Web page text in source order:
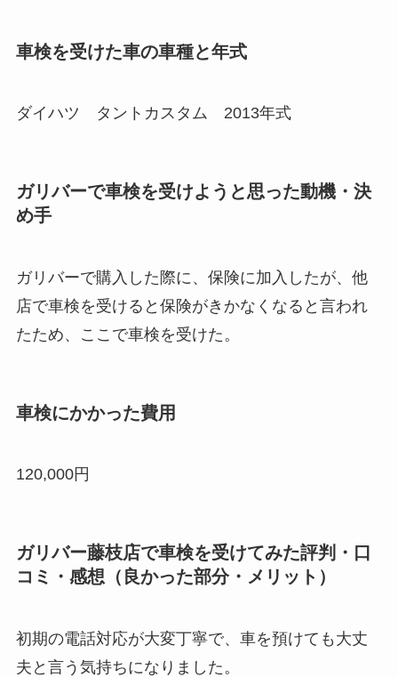
車検を受けた車の車種と年式
ダイハツ タントカスタム 2013年式
ガリバーで車検を受けようと思った動機・決
め手
ガリバーで購入した際に、保険に加入したが、他
店で車検を受けると保険がきかなくなると言われ
たため、ここで車検を受けた。
車検にかかった費用
120,000円
ガリバー藤枝店で車検を受けてみた評判・口
コミ・感想（良かった部分・メリット）
初期の電話対応が大変丁寧で、車を預けても大丈
夫と言う気持ちになりました。